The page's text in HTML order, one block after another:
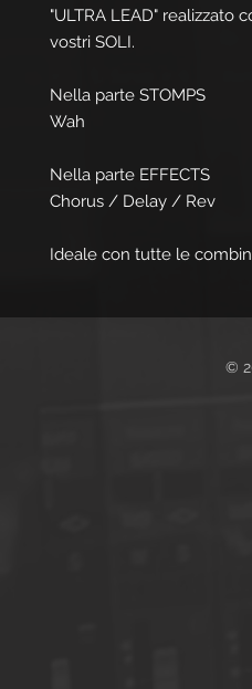
"ULTRA LEAD"
vostri SOLI.
Nella parte STOMPS
Wah
Nella parte EFFECTS
Chorus / Delay / Rev
Ideale con tutte le
©